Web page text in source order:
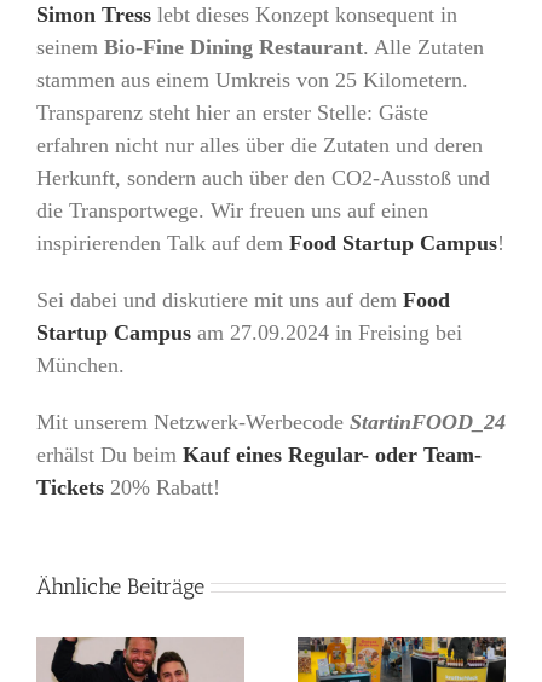
Simon Tress lebt dieses Konzept konsequent in
seinem Bio-Fine Dining Restaurant. Alle Zutaten
stammen aus einem Umkreis von 25 Kilometern.
Transparenz steht hier an erster Stelle: Gäste
erfahren nicht nur alles über die Zutaten und deren
Herkunft, sondern auch über den CO2-Ausstoß und
die Transportwege. Wir freuen uns auf einen
inspirierenden Talk auf dem Food Startup Campus!
Sei dabei und diskutiere mit uns auf dem Food
Startup Campus am 27.09.2024 in Freising bei
München.
Mit unserem Netzwerk-Werbecode StartinFOOD_24
erhälst Du beim Kauf eines Regular- oder Team-
Tickets 20% Rabatt!
Ähnliche Beiträge